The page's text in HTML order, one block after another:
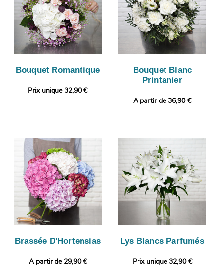
Bouquet Romantique
Prix unique 32,90 €
Bouquet Blanc
Printanier
A partir de 36,90 €
Brassée D'Hortensias
A partir de 29,90 €
Lys Blancs Parfumés
Prix unique 32,90 €